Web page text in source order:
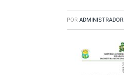
POR ADMINISTRADOR